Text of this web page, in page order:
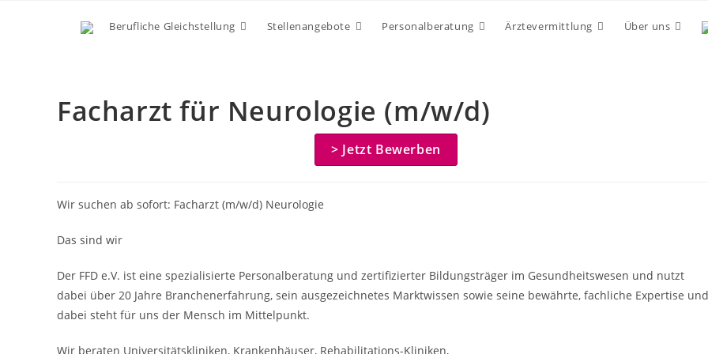
Berufliche Gleichstellung Stellenangebote Personalberatung Ärztevermittlung Über uns
Facharzt für Neurologie (m/w/d)
> Jetzt Bewerben
Wir suchen ab sofort: Facharzt (m/w/d) Neurologie
Das sind wir
Der FFD e.V. ist eine spezialisierte Personalberatung und zertifizierter Bildungsträger im Gesundheitswesen und nutzt
dabei über 20 Jahre Branchenerfahrung, sein ausgezeichnetes Marktwissen sowie seine bewährte, fachliche Expertise und
dabei steht für uns der Mensch im Mittelpunkt.
Wir beraten Universitätskliniken, Krankenhäuser, Rehabilitations-Kliniken,